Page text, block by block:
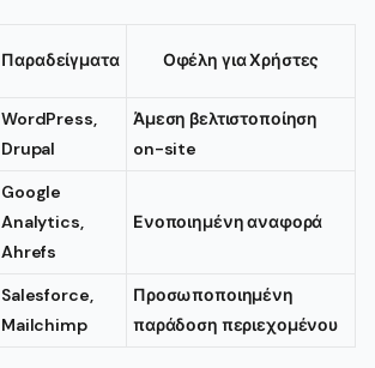
Παραδείγματα Οφέλη για Χρήστες
WordPress,
Drupal
Άμεση βελτιστοποίηση
on-site
Google
Analytics,
Ahrefs
Ενοποιημένη αναφορά
Salesforce,
Mailchimp
Προσωποποιημένη
παράδοση περιεχομένου